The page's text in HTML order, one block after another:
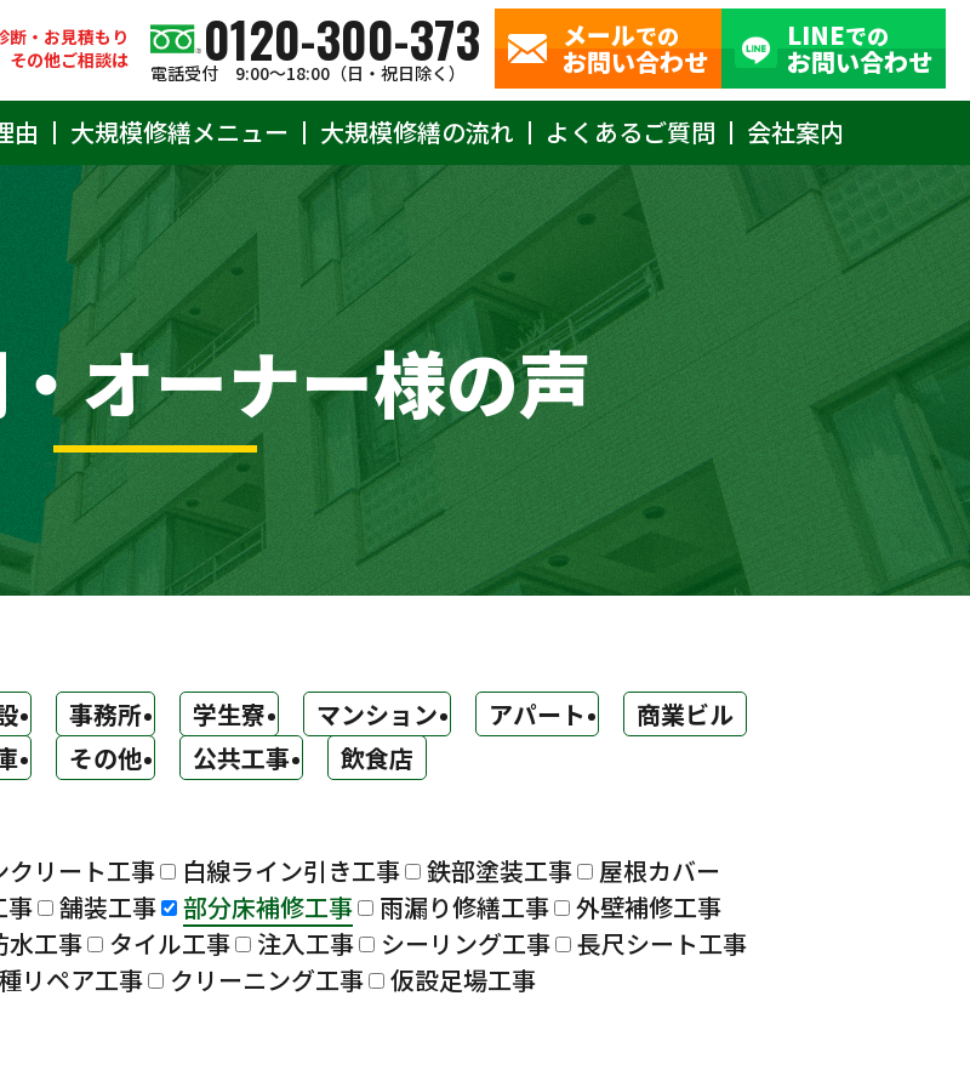
断・お見積もり
その他ご相談は
0120-300-373
電話受付 9:00〜18:00（日・祝日除く）
メールでの
お問い合わせ
LINEでの
お問い合わせ
由 大規模修繕メニュー 大規模修繕の流れ よくあるご質問 会社案内
オーナー様の声
事務所 学生寮 マンション アパート
商業ビル
その他 公共工事 飲食店
クリート工事 白線ライン引き工事 鉄部塗装工事
屋根カバー
事 舗装工事 部分床補修工事 雨漏り修繕工事
外壁補修工事
水工事 タイル工事 注入工事 シーリング工事
長尺シート工事
リペア工事 クリーニング工事 仮設足場工事